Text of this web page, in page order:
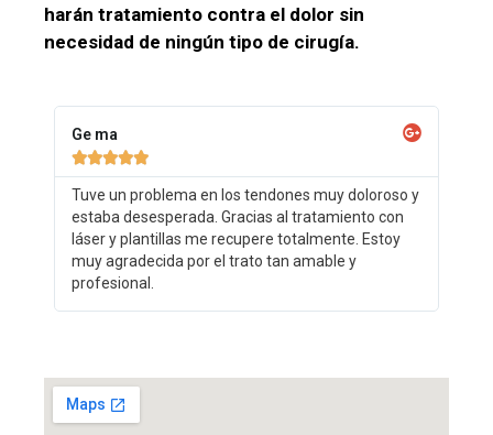
harán tratamiento contra el dolor sin
necesidad de ningún tipo de cirugía.
Ge ma

Tuve un problema en los tendones muy doloroso y
estaba desesperada. Gracias al tratamiento con
láser y plantillas me recupere totalmente. Estoy
muy agradecida por el trato tan amable y
profesional.